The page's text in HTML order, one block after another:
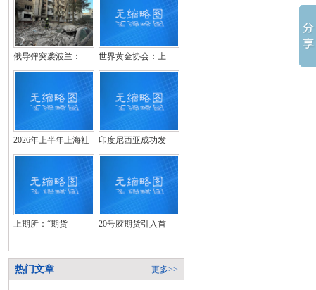
俄导弹突袭波兰： 世界黄金协会：上
2026年上半年上海社 印度尼西亚成功发
上期所：“期货 20号胶期货引入首
热门文章 更多>>